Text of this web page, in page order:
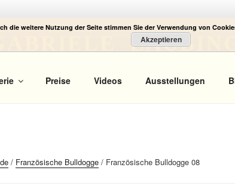
GABRIELE
Preise Videos Ausstellungen
/ Französische Bulldogge / Französische Bulldogge 08
die weitere Nutzung der Seite stimmen Sie der Verwendung von
Akzeptieren